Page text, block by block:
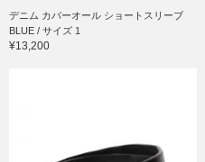
デニム カバーオール ショートスリーブ
BLUE / サイズ 1
¥13,200